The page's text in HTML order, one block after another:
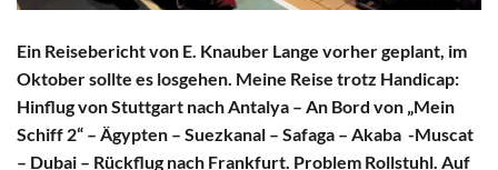
Ein Reisebericht von E. Knauber Lange vorher geplant, im
Oktober sollte es losgehen. Meine Reise trotz Handicap:
Hinflug von Stuttgart nach Antalya – An Bord von „Mein
Schiff 2“ – Ägypten – Suezkanal – Safaga – Akaba -Muscat
– Dubai – Rückflug nach Frankfurt. Problem Rollstuhl. Auf